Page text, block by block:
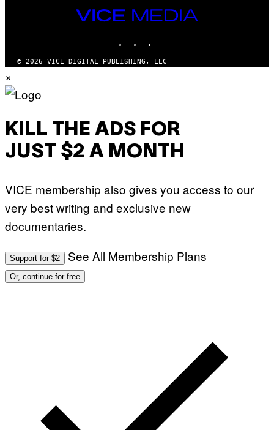
VICE
MEDIA
© 2026 VICE DIGITAL PUBLISHING, LLC
×
KILL THE ADS FOR
JUST $2 A MONTH
VICE membership also gives you access to our
very best writing and exclusive new
documentaries.
Support for $2 See All Membership Plans
Or, continue for free